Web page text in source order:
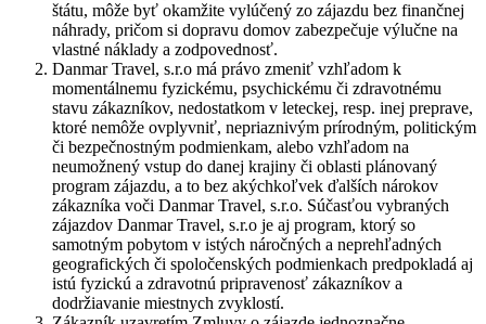
štátu, môže byť okamžite vylúčený zo zájazdu bez finančnej
náhrady, pričom si dopravu domov zabezpečuje výlučne na
vlastné náklady a zodpovednosť.
Danmar Travel, s.r.o má právo zmeniť vzhľadom k
momentálnemu fyzickému, psychickému či zdravotnému
stavu zákazníkov, nedostatkom v leteckej, resp. inej preprave,
ktoré nemôže ovplyvniť, nepriaznivým prírodným, politickým
či bezpečnostným podmienkam, alebo vzhľadom na
neumožnený vstup do danej krajiny či oblasti plánovaný
program zájazdu, a to bez akýchkoľvek ďalších nárokov
zákazníka voči Danmar Travel, s.r.o. Súčasťou vybraných
zájazdov Danmar Travel, s.r.o je aj program, ktorý so
samotným pobytom v istých náročných a neprehľadných
geografických či spoločenských podmienkach predpokladá aj
istú fyzickú a zdravotnú pripravenosť zákazníkov a
dodržiavanie miestnych zvyklostí.